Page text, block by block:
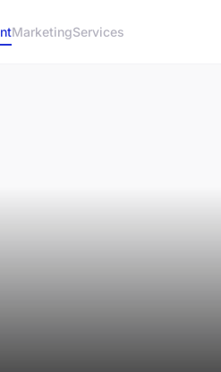
MarketingServices